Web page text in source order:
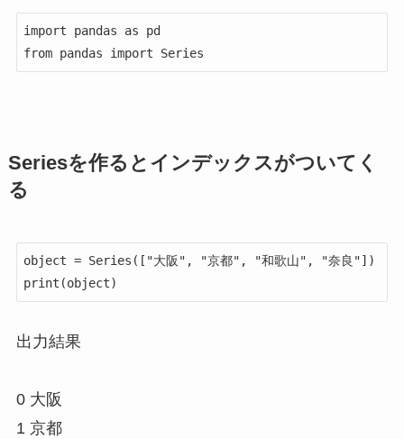
import pandas as pd
from pandas import Series
Seriesを作るとインデックスがついてく
る
object = Series(["大阪", "京都", "和歌山", "奈良"])
print(object)
出力結果
0 大阪
1 京都